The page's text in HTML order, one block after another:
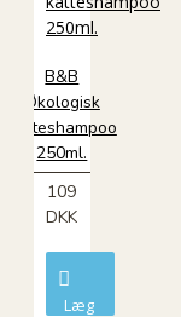
B&B
Økologisk
katteshampoo
250ml.
109
DKK
Læg